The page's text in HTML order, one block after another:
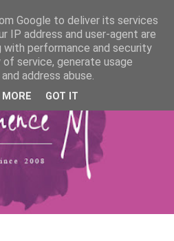
Google to deliver its services
IP address and user-agent are
with performance and security
service, generate usage
address abuse.
MORE GOT IT